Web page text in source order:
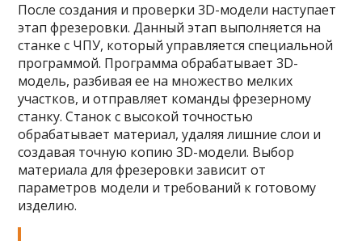
После создания и проверки 3D-модели наступает
этап фрезеровки. Данный этап выполняется на
станке с ЧПУ, который управляется специальной
программой. Программа обрабатывает 3D-
модель, разбивая ее на множество мелких
участков, и отправляет команды фрезерному
станку. Станок с высокой точностью
обрабатывает материал, удаляя лишние слои и
создавая точную копию 3D-модели. Выбор
материала для фрезеровки зависит от
параметров модели и требований к готовому
изделию.